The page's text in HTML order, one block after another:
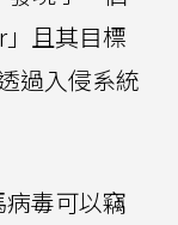
且其目標
過入侵系統
毒可以竊